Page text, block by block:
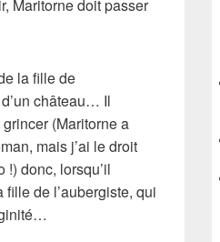
Maritornedoit passer
la fille de
château… Il
(Maritorne a
mais j’ai le droit
!) donc, lorsqu’il
fille de l’aubergiste, qui